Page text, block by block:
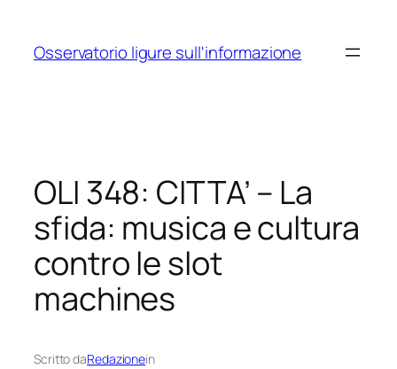
contenuto
Osservatorio ligure sull'informazione
OLI 348: CITTA’ – La
sfida: musica e cultura
contro le slot
machines
Scritto daRedazionein